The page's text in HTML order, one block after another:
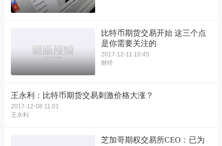
比特币期货交易开始 这三个点
是你需要关注的
2017-12-11 10:45
财经
王永利：比特币期货交易刺激价格大涨？
2017-12-08 11:01
王永利
芝加哥期权交易所CEO：已为